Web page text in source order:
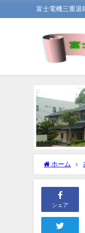
富士電機三重退
ホーム
シェア